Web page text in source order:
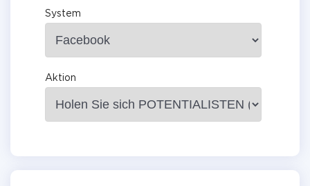
System
Aktion